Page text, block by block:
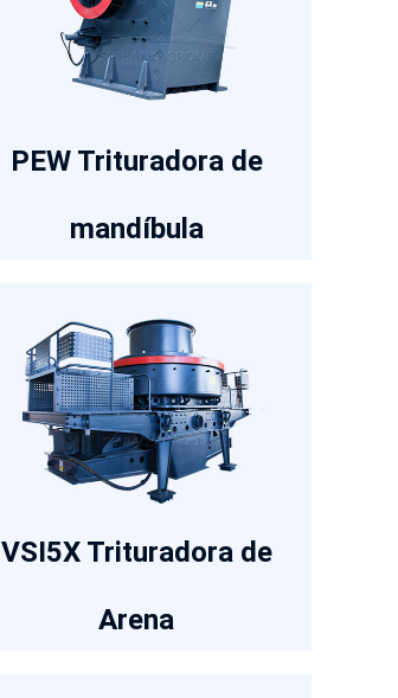
PEW Trituradora de
mandíbula
VSI5X Trituradora de
Arena